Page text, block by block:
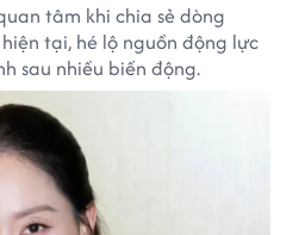
tâm khi chia sẻ dòng
tại, hé lộ nguồn động lực
sau nhiều biến động.